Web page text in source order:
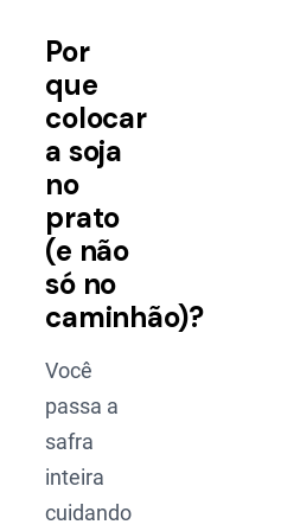
Por
que
colocar
a soja
no
prato
(e não
só no
caminhão)?
Você
passa a
safra
inteira
cuidando